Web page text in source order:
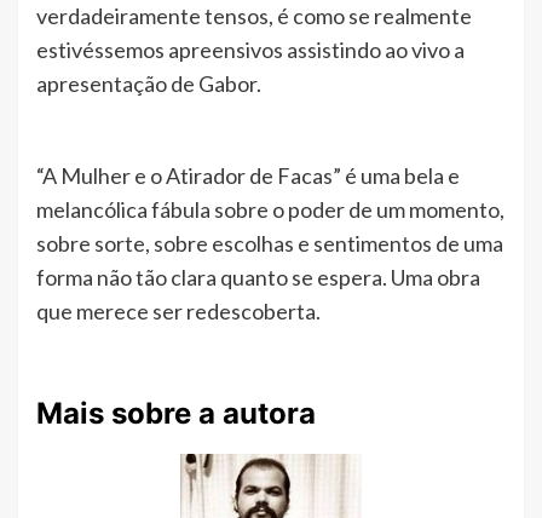
verdadeiramente tensos, é como se realmente
estivéssemos apreensivos assistindo ao vivo a
apresentação de Gabor.
“A Mulher e o Atirador de Facas” é uma bela e
melancólica fábula sobre o poder de um momento,
sobre sorte, sobre escolhas e sentimentos de uma
forma não tão clara quanto se espera. Uma obra
que merece ser redescoberta.
Mais sobre a autora